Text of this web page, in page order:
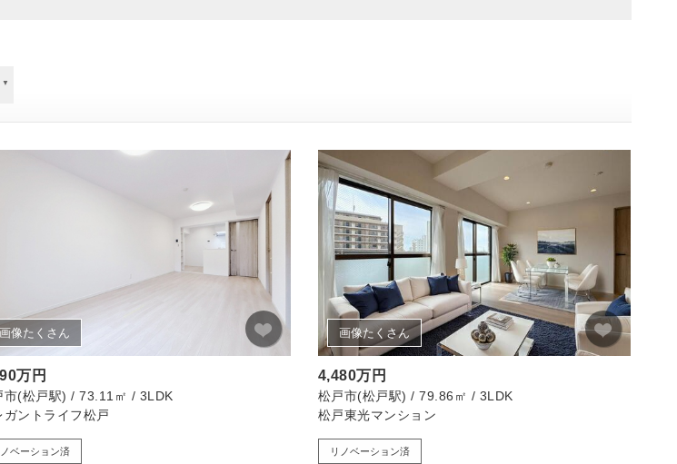
画像たくさん
万円
市(松戸駅) / 73.11㎡ / 3LDK
ガントライフ松戸
ノベーション済
画像たくさん
4,480万円
松戸市(松戸駅) / 79.86㎡ / 3LDK
松戸東光マンション
リノベーション済